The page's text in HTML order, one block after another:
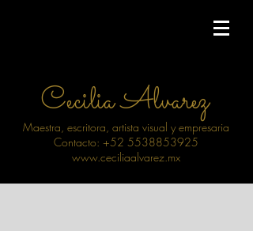
Cecilia Alvarez
Maestra, escritora, artista visual y empresaria
Contacto: +52 5538853925
www.ceciliaalvarez.mx